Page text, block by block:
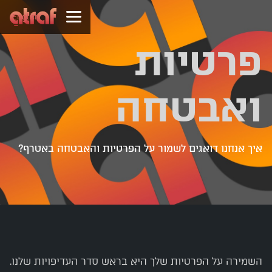
English
פרטיות
ואבטחה
איך אנחנו דואגים לשמור על הפרטיות והאבטחה באטרף?
השמירה על הפרטיות שלך היא בראש סדר העדיפויות שלנו.